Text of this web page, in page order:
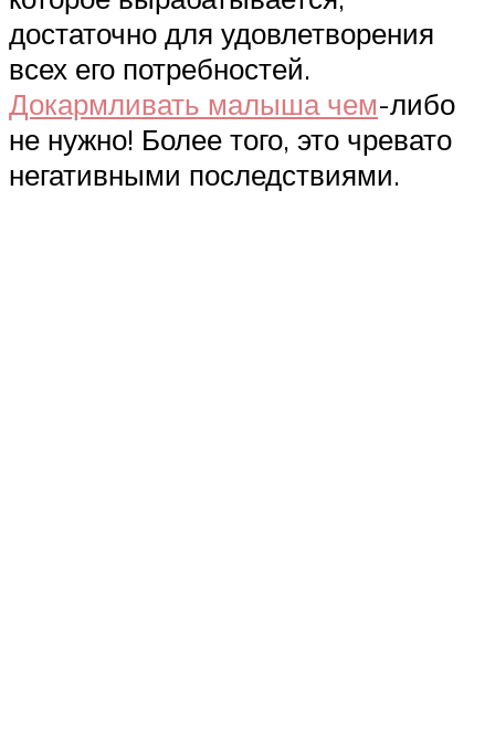
достаточно для удовлетворения
всех его потребностей.
Докармливать малыша чем-либо
не нужно! Более того, это чревато
негативными последствиями.